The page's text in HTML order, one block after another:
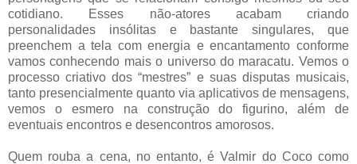
cotidiano. Esses não-atores acabam criando
personalidades insólitas e bastante singulares, que
preenchem a tela com energia e encantamento conforme
vamos conhecendo mais o universo do maracatu. Vemos o
processo criativo dos “mestres” e suas disputas musicais,
tanto presencialmente quanto via aplicativos de mensagens,
vemos o esmero na construção do figurino, além de
eventuais encontros e desencontros amorosos.
Quem rouba a cena, no entanto, é Valmir do Coco como